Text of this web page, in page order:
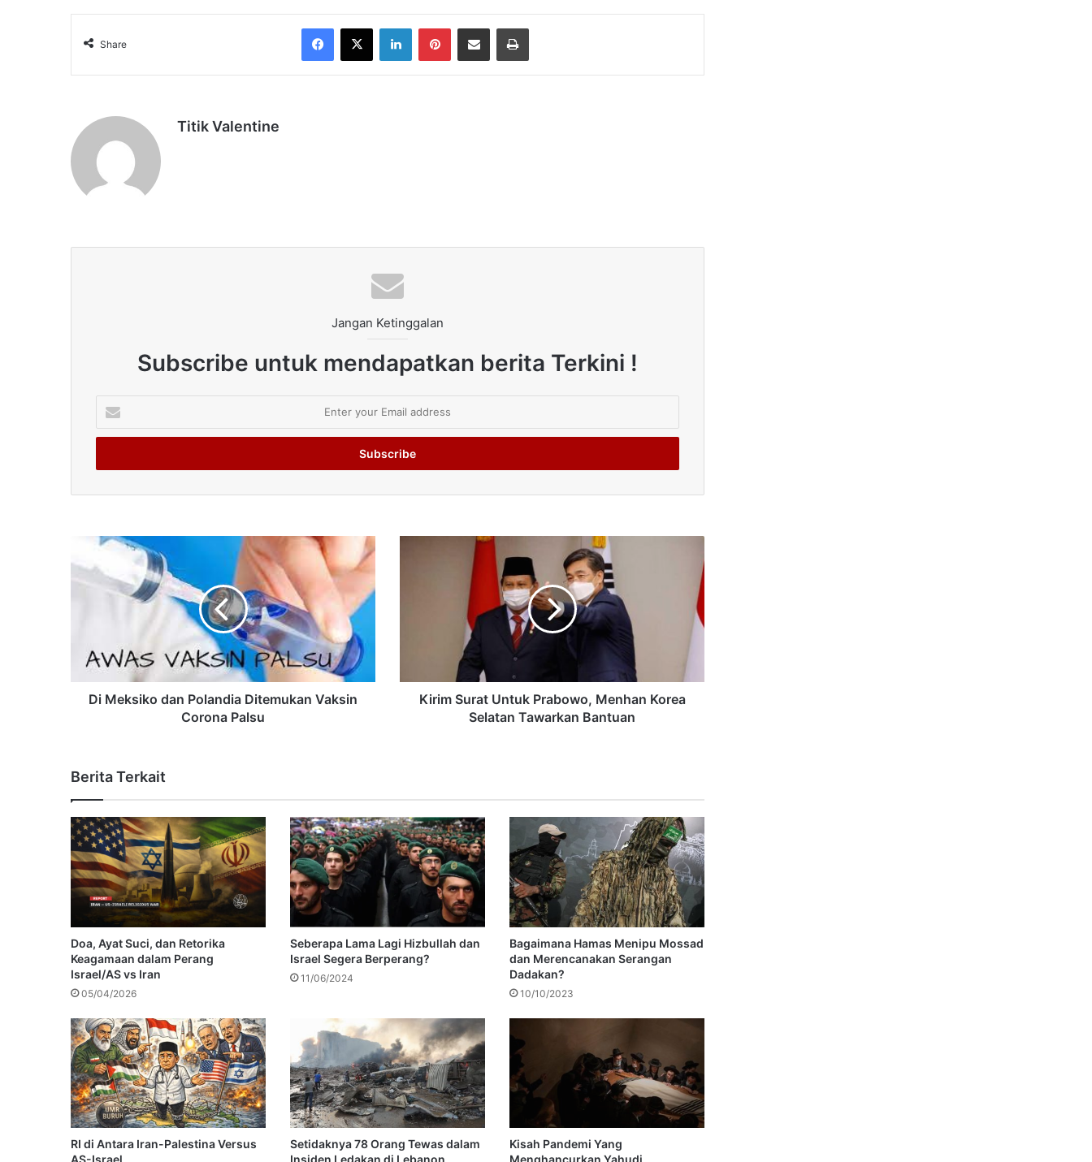
Share
Facebook
X LinkedInPinterestShare via Email Print
Titik Valentine
Jangan Ketinggalan
Subscribe untuk mendapatkan berita Terkini !
your
Email
Di Meksiko dan Polandia Ditemukan Vaksin
Corona Palsu
Kirim Surat Untuk Prabowo, Menhan Korea
Selatan Tawarkan Bantuan
Berita Terkait
Doa, Ayat Suci, dan Retorika
Keagamaan dalam Perang
Israel/AS vs Iran
05/04/2026
Seberapa Lama Lagi Hizbullah dan
Israel Segera Berperang?
11/06/2024
Bagaimana Hamas Menipu Mossad
dan Merencanakan Serangan
Dadakan?
10/10/2023
RI di Antara Iran-Palestina Versus
AS-Israel
Setidaknya 78 Orang Tewas dalam
Insiden Ledakan di Lebanon
Kisah Pandemi Yang
Menghancurkan Yahudi